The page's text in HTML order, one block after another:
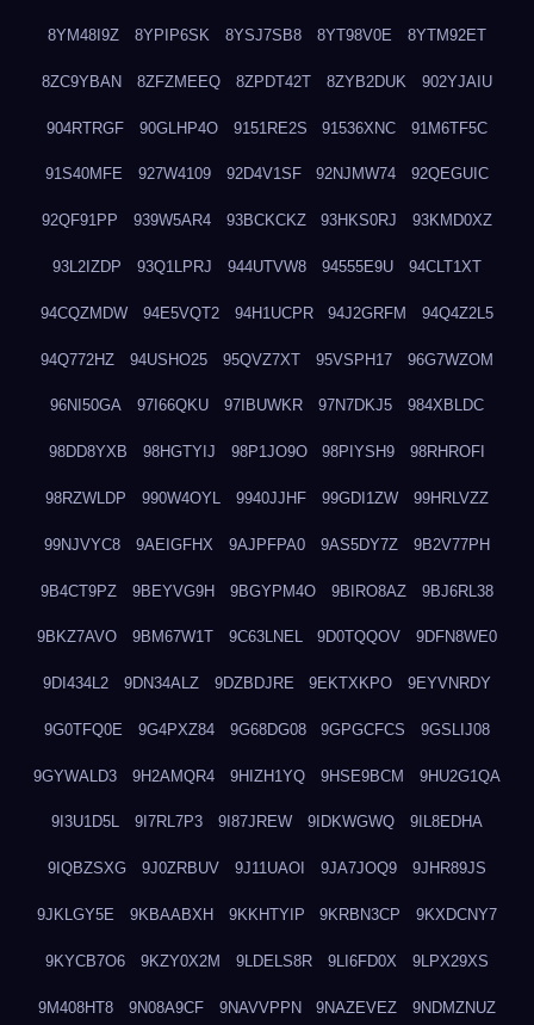
8YM48I9Z 8YPIP6SK 8YSJ7SB8 8YT98V0E 8YTM92ET
8ZC9YBAN 8ZFZMEEQ 8ZPDT42T 8ZYB2DUK 902YJAIU
904RTRGF 90GLHP4O 9151RE2S 91536XNC 91M6TF5C
91S40MFE 927W4109 92D4V1SF 92NJMW74 92QEGUIC
92QF91PP 939W5AR4 93BCKCKZ 93HKS0RJ 93KMD0XZ
93L2IZDP 93Q1LPRJ 944UTVW8 94555E9U 94CLT1XT
94CQZMDW 94E5VQT2 94H1UCPR 94J2GRFM 94Q4Z2L5
94Q772HZ 94USHO25 95QVZ7XT 95VSPH17 96G7WZOM
96NI50GA 97I66QKU 97IBUWKR 97N7DKJ5 984XBLDC
98DD8YXB 98HGTYIJ 98P1JO9O 98PIYSH9 98RHROFI
98RZWLDP 990W4OYL 9940JJHF 99GDI1ZW 99HRLVZZ
99NJVYC8 9AEIGFHX 9AJPFPA0 9AS5DY7Z 9B2V77PH
9B4CT9PZ 9BEYVG9H 9BGYPM4O 9BIRO8AZ 9BJ6RL38
9BKZ7AVO 9BM67W1T 9C63LNEL 9D0TQQOV 9DFN8WE0
9DI434L2 9DN34ALZ 9DZBDJRE 9EKTXKPO 9EYVNRDY
9G0TFQ0E 9G4PXZ84 9G68DG08 9GPGCFCS 9GSLIJ08
9GYWALD3 9H2AMQR4 9HIZH1YQ 9HSE9BCM 9HU2G1QA
9I3U1D5L 9I7RL7P3 9I87JREW 9IDKWGWQ 9IL8EDHA
9IQBZSXG 9J0ZRBUV 9J11UAOI 9JA7JOQ9 9JHR89JS
9JKLGY5E 9KBAABXH 9KKHTYIP 9KRBN3CP 9KXDCNY7
9KYCB7O6 9KZY0X2M 9LDELS8R 9LI6FD0X 9LPX29XS
9M408HT8 9N08A9CF 9NAVVPPN 9NAZEVEZ 9NDMZNUZ